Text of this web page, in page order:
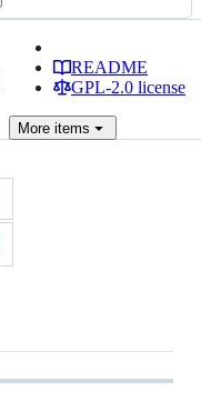
README
GPL-2.0 license
More items